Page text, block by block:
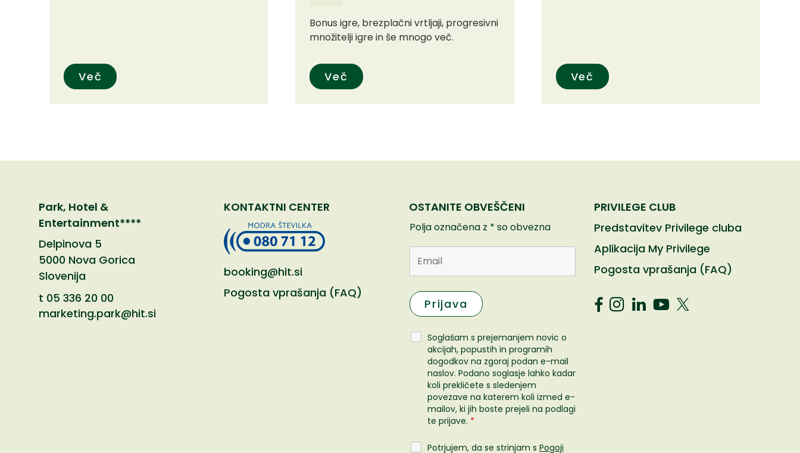
Več
Bonus igre, brezplačni vrtljaji, progresivni
množitelji igre in še mnogo več.
Več Več
Park, Hotel &
Entertainment****
Delpinova 5
5000 Nova Gorica
Slovenija
t 05 336 20 00
marketing.park@hit.si
KONTAKTNI CENTER
booking@hit.si
Pogosta vprašanja (FAQ)
OSTANITE OBVEŠČENI
Polja označena z * so obvezna
Soglašam s prejemanjem novic o
akcijah, popustih in programih
dogodkov na zgoraj podan e-mail
naslov. Podano soglasje lahko kadar
koli prekličete s sledenjem
povezave na katerem koli izmed e-
mailov, ki jih boste prejeli na podlagi
te prijave. *
Potrjujem, da se strinjam s Pogoji
PRIVILEGE CLUB
Predstavitev Privilege cluba
Aplikacija My Privilege
Pogosta vprašanja (FAQ)